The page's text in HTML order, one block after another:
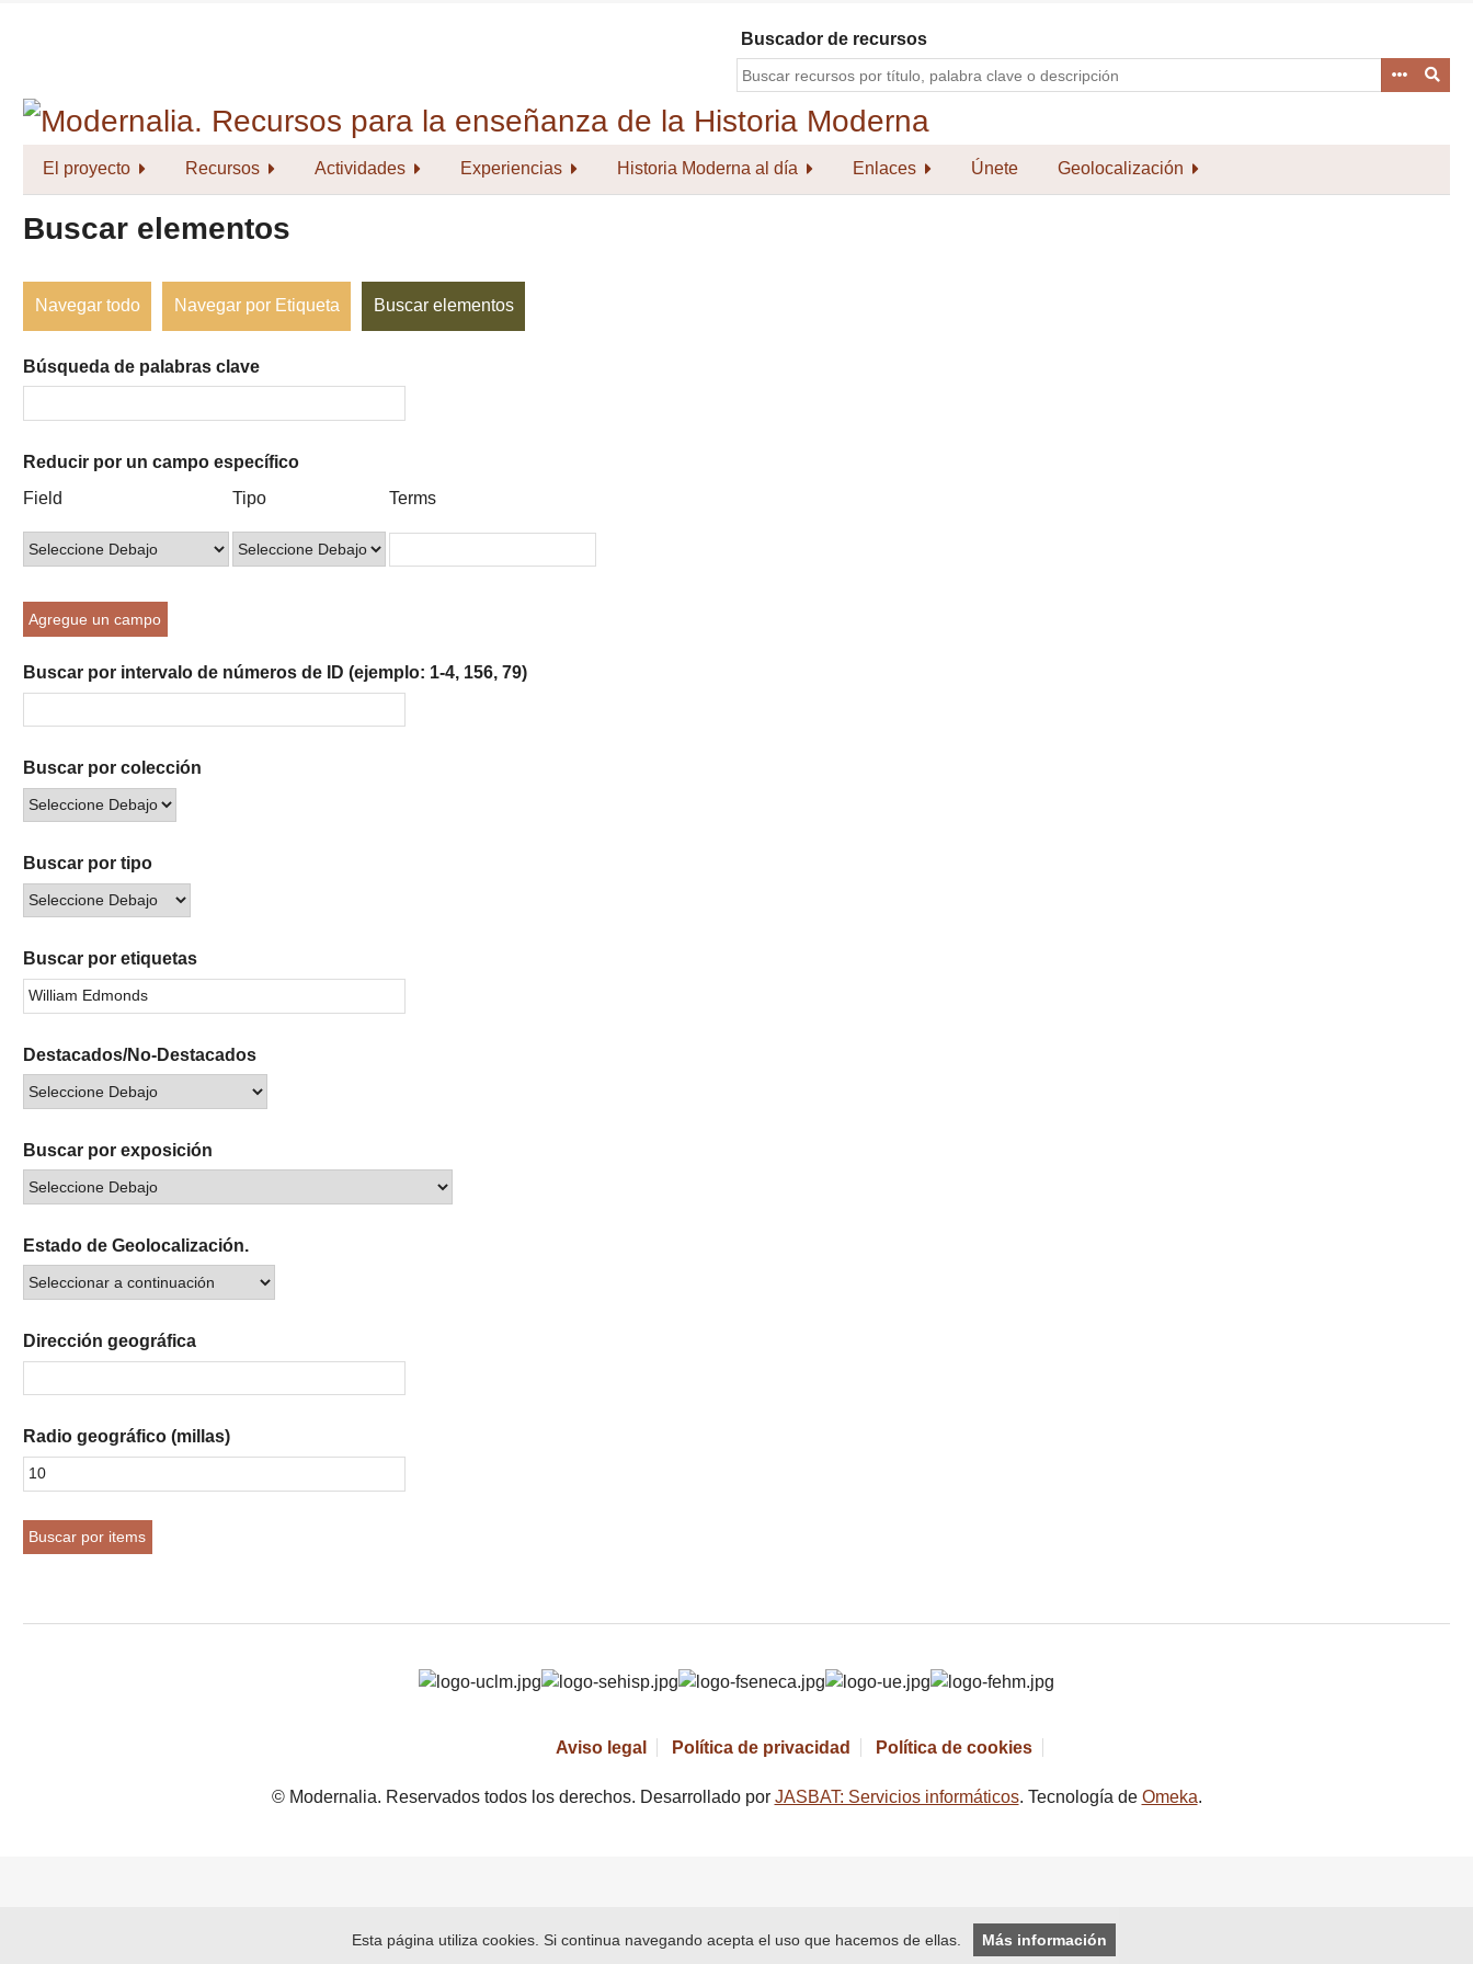
Buscador de recursos
El proyecto Recursos Actividades Experiencias Historia Moderna al día Enlaces Únete Geolocalización
Buscar elementos
Navegar todo Navegar por Etiqueta Buscar elementos
Búsqueda de palabras clave
of
rows
in
por
un
campo
específico":
Reducir por un campo específico
Campo
búsqueda
Tipo
búsqueda
Términos
búsqueda
Ensamblador
Búsqueda
Field Tipo Terms
Agregue un campo
Buscar por intervalo de números de ID (ejemplo: 1-4, 156, 79)
Buscar por colección
Buscar por tipo
Buscar por etiquetas
Destacados/No-Destacados
Buscar por exposición
Estado de Geolocalización.
Dirección geográfica
Radio geográfico (millas)
Aviso legal Política de privacidad Política de cookies
© Modernalia. Reservados todos los derechos. Desarrollado por JASBAT: Servicios informáticos. Tecnología de Omeka.
Esta página utiliza cookies. Si continua navegando acepta el uso que hacemos de ellas. Más información